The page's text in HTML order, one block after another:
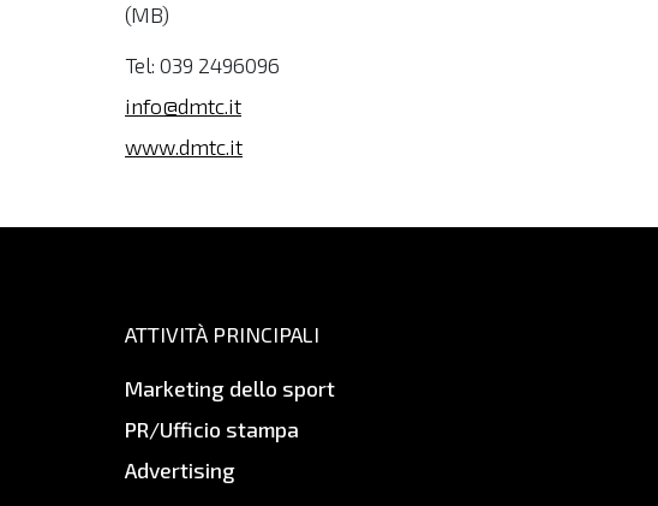
(MB)
Tel: 039 2496096
info@dmtc.it
www.dmtc.it
ATTIVITÀ PRINCIPALI
Marketing dello sport
PR/Ufficio stampa
Advertising